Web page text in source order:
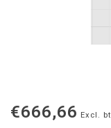
€666,66 Excl.